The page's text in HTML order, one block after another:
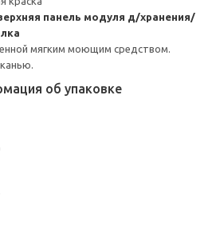
панель модуля д/хранения/
мягким моющим средством.
об упаковке